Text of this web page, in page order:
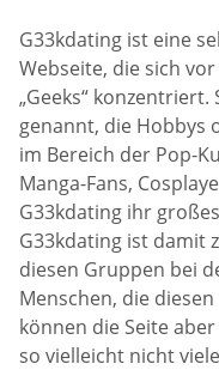
G33kdating ist eine
Webseite, die sich
„Geeks“
genannt, die Hobbys
im Bereich der Pop-
Manga-Fans,
G33kdating ihr
G33kdating ist damit
diesen Gruppen bei
Menschen, die
können die Seite
so vielleicht nicht